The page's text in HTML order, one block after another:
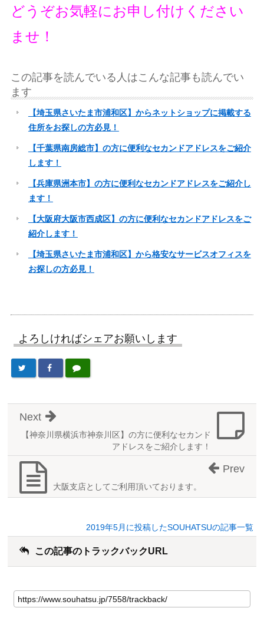
どうぞお気軽にお申し付けください
ませ！
この記事を読んでいる人はこんな記事も読んでい
ます
【埼玉県さいたま市浦和区】からネットショップに掲載する
住所をお探しの方必見！
【千葉県南房総市】の方に便利なセカンドアドレスをご紹介
します！
【兵庫県洲本市】の方に便利なセカンドアドレスをご紹介し
ます！
【大阪府大阪市西成区】の方に便利なセカンドアドレスをご
紹介します！
【埼玉県さいたま市浦和区】から格安なサービスオフィスを
お探しの方必見！
よろしければシェアお願いします
【神奈川県横浜市神奈川区】の方に便利なセカンド
アドレスをご紹介します！
Next
大阪支店としてご利用頂いております。
Prev
2019年5月に投稿したSOUHATSUの記事一覧
この記事のトラックバックURL